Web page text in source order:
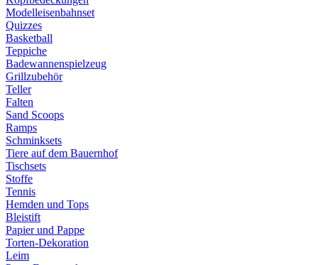
Modelleisenbahnset
Quizzes
Basketball
Teppiche
Badewannenspielzeug
Grillzubehör
Teller
Falten
Sand Scoops
Ramps
Schminksets
Tiere auf dem Bauernhof
Tischsets
Stoffe
Tennis
Hemden und Tops
Bleistift
Papier und Pappe
Torten-Dekoration
Leim